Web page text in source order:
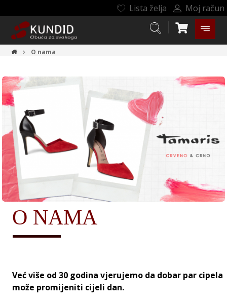
Lista želja Moj račun
O nama
O NAMA
Već više od 30 godina vjerujemo da dobar par cipela
može promijeniti cijeli dan.